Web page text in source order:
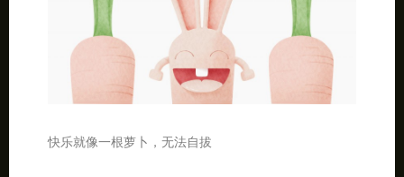
快乐就像一根萝卜，无法自拔